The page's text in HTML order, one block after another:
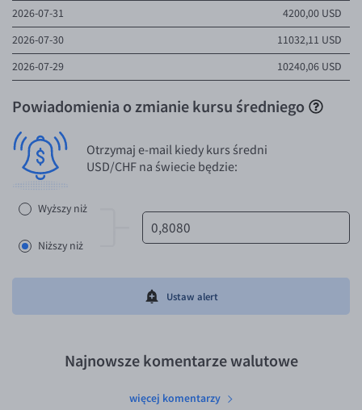
2026-07-31
4200,00 USD
2026-07-30
11032,11 USD
2026-07-29
10240,06 USD
Powiadomienia o zmianie kursu średniego
Otrzymaj e-mail kiedy kurs średni
USD/CHF na świecie będzie:
Wyższy niż
Niższy niż
Ustaw alert
Najnowsze komentarze walutowe
więcej komentarzy